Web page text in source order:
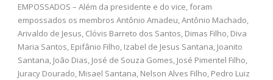
EMPOSSADOS – Além da presidente e do vice, foram
empossados os membros Antônio Amadeu, Antônio Machado,
Arivaldo de Jesus, Clóvis Barreto dos Santos, Dimas Filho, Diva
Maria Santos, Epifânio Filho, Izabel de Jesus Santana, Joanito
Santana, João Dias, José de Souza Gomes, José Pimentel Filho,
Juracy Dourado, Misael Santana, Nelson Alves Filho, Pedro Luiz